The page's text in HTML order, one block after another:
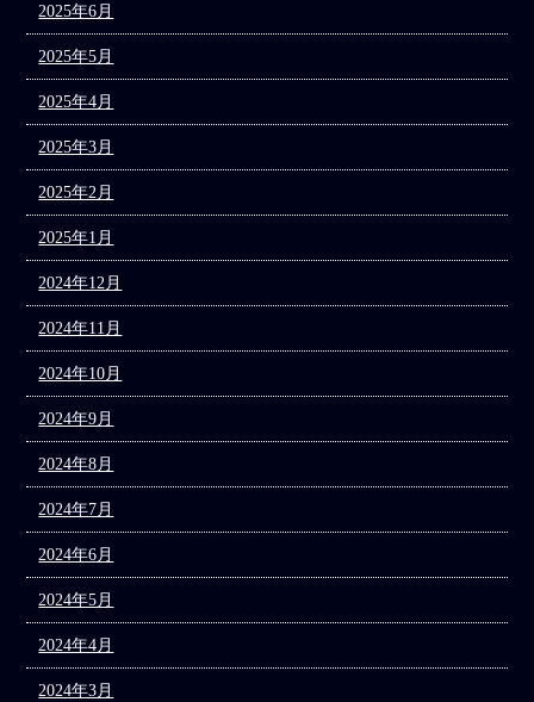
2025年6月
2025年5月
2025年4月
2025年3月
2025年2月
2025年1月
2024年12月
2024年11月
2024年10月
2024年9月
2024年8月
2024年7月
2024年6月
2024年5月
2024年4月
2024年3月